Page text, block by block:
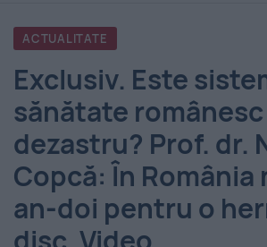
România
-
Evenimentul
Zilei
ACTUALITATE
Exclusiv. Este
sănătate
dezastru? Prof. dr.
Copcă: În România
an-doi pentru o